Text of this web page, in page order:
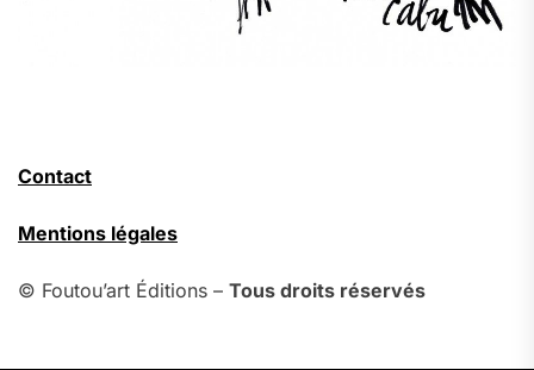
Contact
Mentions légales
© Foutou’art Éditions – Tous droits réservés